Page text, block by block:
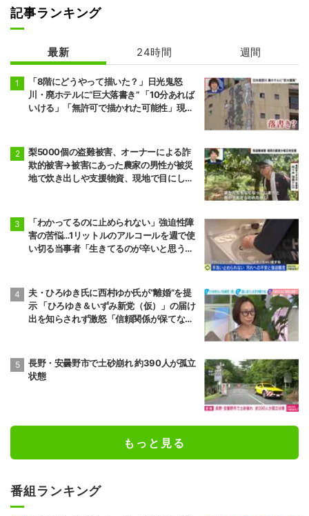
記事ランキング
最新 24時間 週間
「8階にどうやって描いた？」日光鬼怒
川・廃ホテルに“巨大落書き” 「10分あれば
いける」「無許可で描かれた可能性」現役
梨5000個の盗難被害、オーナーによる詐
欺的被害→被害にあった農家の男性が被災
地で炊き出しや支援物資、現地で目にし
「わかってるのに止められない」強迫性障
害の苦悩…1リットルのアルコールを週で使
い切る当事者「生きてるのが辛いと思うこ
夫・ひろゆき氏に西村ゆか氏が“離婚”を提
示 「ひろゆき＆いずみ新党（仮）」の届け
出を知らされず激怒「信頼関係が保てない
長野・安曇野市で土砂崩れ 約390人が孤立
状態
もっと見る
番組ランキング